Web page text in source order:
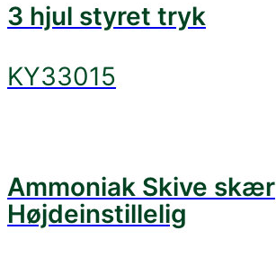
3 hjul styret tryk
KY33015
Ammoniak Skive skær
Højdeinstillelig